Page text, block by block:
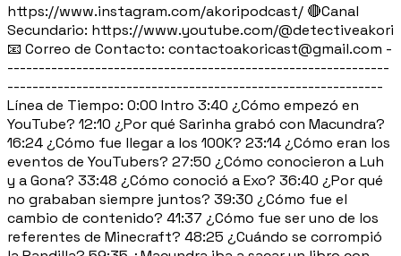
https://www.instagram.com/akoripodcast/ 🔴Canal
Secundario: https://www.youtube.com/@detectiveakori
📧 Correo de Contacto: contactoakoricast@gmail.com -
-------------------------------------------------------------
------------------------------------------------------------
Línea de Tiempo: 0:00 Intro 3:40 ¿Cómo empezó en
YouTube? 12:10 ¿Por qué Sarinha grabó con Macundra?
16:24 ¿Cómo fue llegar a los 100K? 23:14 ¿Cómo eran los
eventos de YouTubers? 27:50 ¿Cómo conocieron a Luh
y a Gona? 33:48 ¿Cómo conoció a Exo? 36:40 ¿Por qué
no grababan siempre juntos? 39:30 ¿Cómo fue el
cambio de contenido? 41:37 ¿Cómo fue ser uno de los
referentes de Minecraft? 48:25 ¿Cuándo se corrompió